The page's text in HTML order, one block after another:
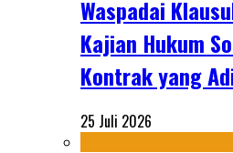
Waspadai
Kajian Hukum
Kontrak yang
25 Juli 2026